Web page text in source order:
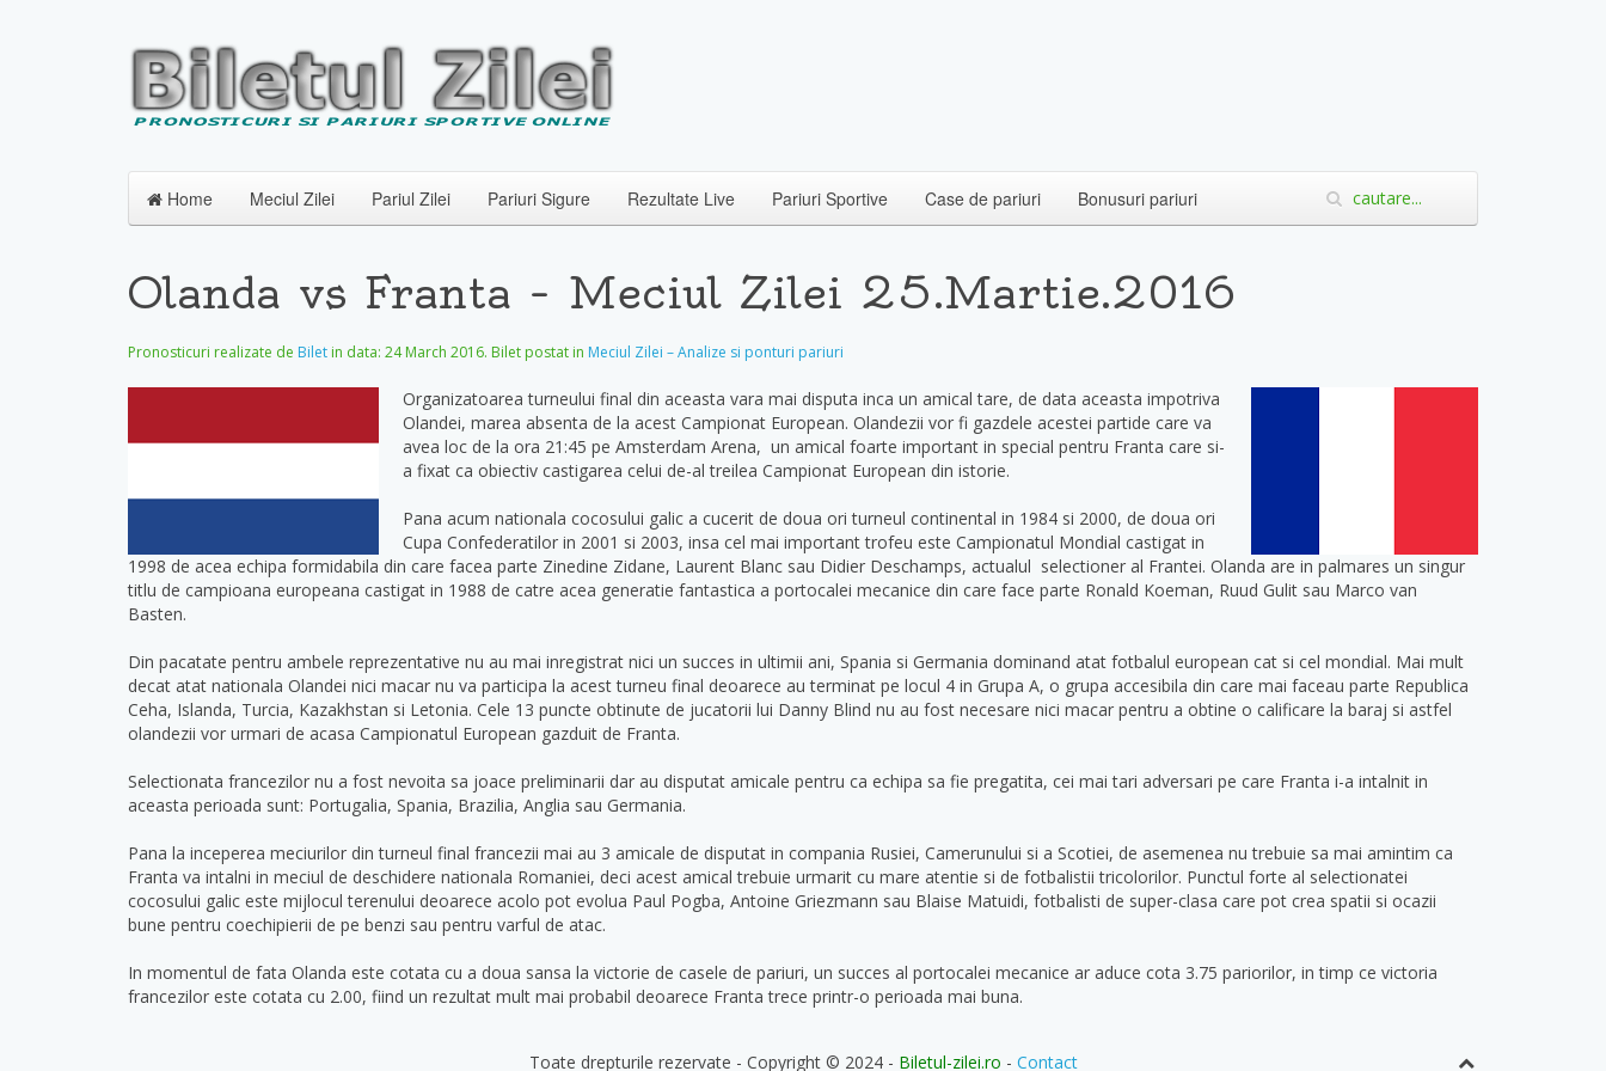
Home Meciul Zilei Pariul Zilei Pariuri Sigure Rezultate Live Pariuri Sportive Case de pariuri Bonusuri pariuri
Olanda vs Franta – Meciul Zilei 25.Martie.2016
Pronosticuri realizate de Bilet in data: 24 March 2016. Bilet postat in Meciul Zilei – Analize si ponturi pariuri
Organizatoarea turneului final din aceasta vara mai disputa inca un amical tare, de data aceasta impotriva
Olandei, marea absenta de la acest Campionat European. Olandezii vor fi gazdele acestei partide care va
avea loc de la ora 21:45 pe Amsterdam Arena, un amical foarte important in special pentru Franta care si-
a fixat ca obiectiv castigarea celui de-al treilea Campionat European din istorie.
Pana acum nationala cocosului galic a cucerit de doua ori turneul continental in 1984 si 2000, de doua ori
Cupa Confederatilor in 2001 si 2003, insa cel mai important trofeu este Campionatul Mondial castigat in
1998 de acea echipa formidabila din care facea parte Zinedine Zidane, Laurent Blanc sau Didier Deschamps, actualul selectioner al Frantei. Olanda are in palmares un singur
titlu de campioana europeana castigat in 1988 de catre acea generatie fantastica a portocalei mecanice din care face parte Ronald Koeman, Ruud Gulit sau Marco van
Basten.
Din pacatate pentru ambele reprezentative nu au mai inregistrat nici un succes in ultimii ani, Spania si Germania dominand atat fotbalul european cat si cel mondial. Mai mult
decat atat nationala Olandei nici macar nu va participa la acest turneu final deoarece au terminat pe locul 4 in Grupa A, o grupa accesibila din care mai faceau parte Republica
Ceha, Islanda, Turcia, Kazakhstan si Letonia. Cele 13 puncte obtinute de jucatorii lui Danny Blind nu au fost necesare nici macar pentru a obtine o calificare la baraj si astfel
olandezii vor urmari de acasa Campionatul European gazduit de Franta.
Selectionata francezilor nu a fost nevoita sa joace preliminarii dar au disputat amicale pentru ca echipa sa fie pregatita, cei mai tari adversari pe care Franta i-a intalnit in
aceasta perioada sunt: Portugalia, Spania, Brazilia, Anglia sau Germania.
Pana la inceperea meciurilor din turneul final francezii mai au 3 amicale de disputat in compania Rusiei, Camerunului si a Scotiei, de asemenea nu trebuie sa mai amintim ca
Franta va intalni in meciul de deschidere nationala Romaniei, deci acest amical trebuie urmarit cu mare atentie si de fotbalistii tricolorilor. Punctul forte al selectionatei
cocosului galic este mijlocul terenului deoarece acolo pot evolua Paul Pogba, Antoine Griezmann sau Blaise Matuidi, fotbalisti de super-clasa care pot crea spatii si ocazii
bune pentru coechipierii de pe benzi sau pentru varful de atac.
In momentul de fata Olanda este cotata cu a doua sansa la victorie de casele de pariuri, un succes al portocalei mecanice ar aduce cota 3.75 pariorilor, in timp ce victoria
francezilor este cotata cu 2.00, fiind un rezultat mult mai probabil deoarece Franta trece printr-o perioada mai buna.
Toate drepturile rezervate - Copyright © 2024 - Biletul-zilei.ro - Contact